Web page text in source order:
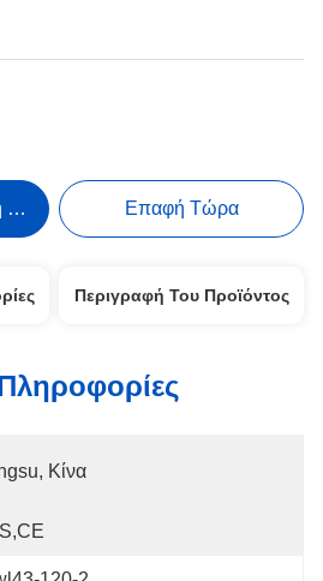
Επαφή Τώρα
Περιγραφή Του Προϊόντος
Κίνα